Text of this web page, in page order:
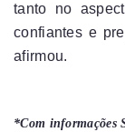
tanto no
confiantes e
afirmou.
*Com informações